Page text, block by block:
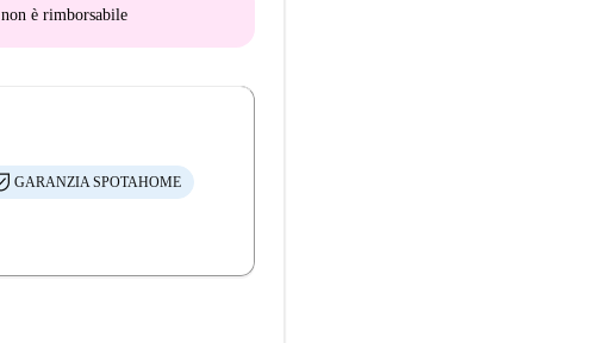
non è rimborsabile
GARANZIA SPOTAHOME